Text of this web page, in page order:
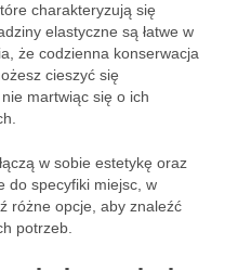
charakteryzują się
elastyczne są łatwe w
że codzienna konserwacja
cieszyć się
martwiąc się o ich
w sobie estetykę oraz
do specyfiki miejsc, w
różne opcje, aby znaleźć
potrzeb.